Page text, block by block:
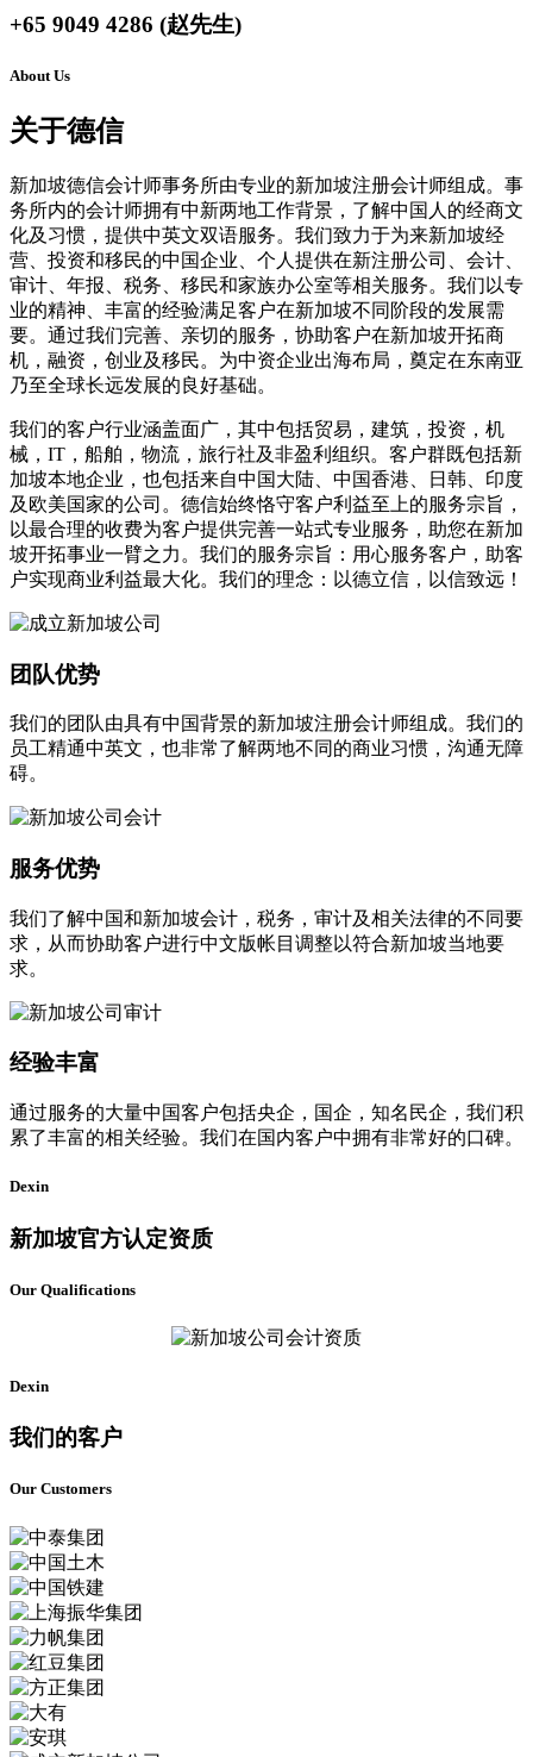
+65 9049 4286 (赵先生)
About Us
关于德信
新加坡德信会计师事务所由专业的新加坡注册会计师组成。事
务所内的会计师拥有中新两地工作背景，了解中国人的经商文
化及习惯，提供中英文双语服务。我们致力于为来新加坡经
营、投资和移民的中国企业、个人提供在新注册公司、会计、
审计、年报、税务、移民和家族办公室等相关服务。我们以专
业的精神、丰富的经验满足客户在新加坡不同阶段的发展需
要。通过我们完善、亲切的服务，协助客户在新加坡开拓商
机，融资，创业及移民。为中资企业出海布局，奠定在东南亚
乃至全球长远发展的良好基础。
我们的客户行业涵盖面广，其中包括贸易，建筑，投资，机
械，IT，船舶，物流，旅行社及非盈利组织。客户群既包括新
加坡本地企业，也包括来自中国大陆、中国香港、日韩、印度
及欧美国家的公司。德信始终恪守客户利益至上的服务宗旨，
以最合理的收费为客户提供完善一站式专业服务，助您在新加
坡开拓事业一臂之力。我们的服务宗旨：用心服务客户，助客
户实现商业利益最大化。我们的理念：以德立信，以信致远！
团队优势
我们的团队由具有中国背景的新加坡注册会计师组成。我们的
员工精通中英文，也非常了解两地不同的商业习惯，沟通无障
碍。
服务优势
我们了解中国和新加坡会计，税务，审计及相关法律的不同要
求，从而协助客户进行中文版帐目调整以符合新加坡当地要
求。
经验丰富
通过服务的大量中国客户包括央企，国企，知名民企，我们积
累了丰富的相关经验。我们在国内客户中拥有非常好的口碑。
Dexin
新加坡官方认定资质
Our Qualifications
Dexin
我们的客户
Our Customers